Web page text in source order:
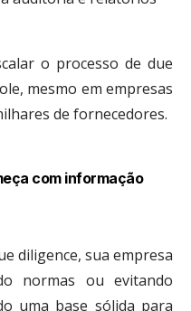
o processo de due
mesmo em empresas
de fornecedores.
com informação
diligence, sua empresa
normas ou evitando
uma base sólida para